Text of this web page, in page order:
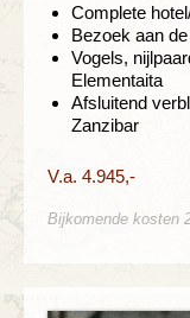
Complete
Bezoek aan
Vogels,
Elementaita
Afsluitend
Zanzibar
V.a. 4.945,-
Bijkomende kosten